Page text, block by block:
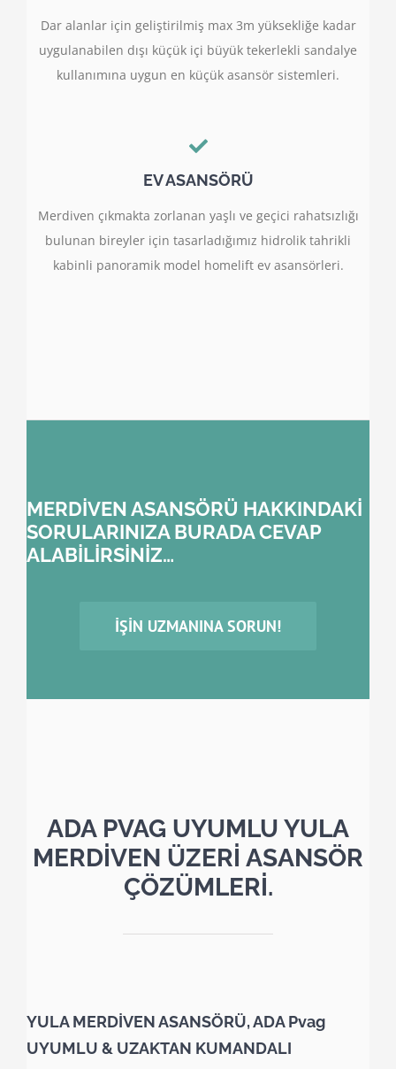
Dar alanlar için geliştirilmiş max 3m yüksekliğe kadar
uygulanabilen dışı küçük içi büyük tekerlekli sandalye
kullanımına uygun en küçük asansör sistemleri.
EV ASANSÖRÜ
Merdiven çıkmakta zorlanan yaşlı ve geçici rahatsızlığı
bulunan bireyler için tasarladığımız hidrolik tahrikli
kabinli panoramik model homelift ev asansörleri.
MERDİVEN ASANSÖRÜ HAKKINDAKİ
SORULARINIZA BURADA CEVAP
ALABİLİRSİNİZ…
İŞIN UZMANINA SORUN!
ADA PVAG UYUMLU YULA
MERDİVEN ÜZERİ ASANSÖR
ÇÖZÜMLERİ.
YULA MERDİVEN ASANSÖRÜ, ADA Pvag
UYUMLU & UZAKTAN KUMANDALI